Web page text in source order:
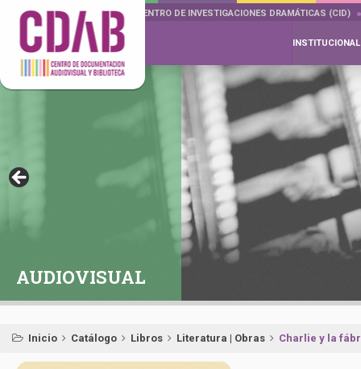
DOCUMENTA DRAMÁTICAS CENTRO DE INVESTIGACIONES DRAMÁTICAS (CID)
INSTITUCIONAL
AUDIOVISUAL
Inicio Catálogo Libros Literatura | Obras Charlie y la